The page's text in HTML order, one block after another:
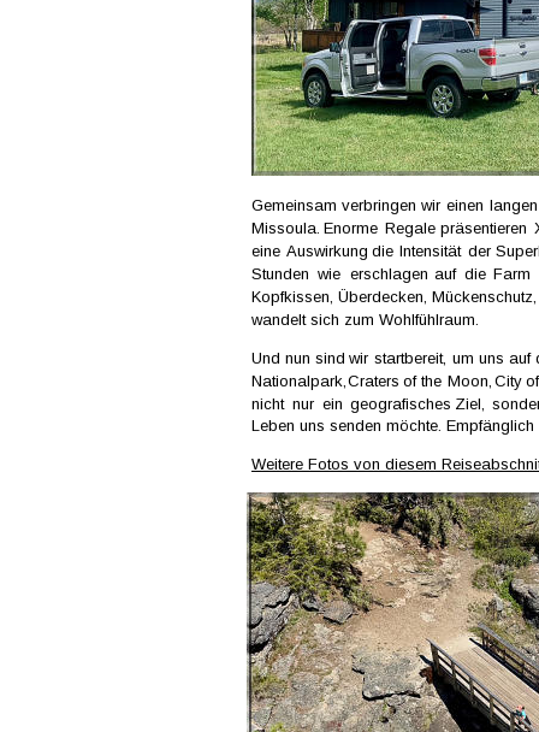
Gemeinsam verbringen wir einen
Missoula. Enorme Regale präsentieren
eine Auswirkung die Intensität der
Stunden wie erschlagen auf die
Kopfkissen, Überdecken,
wandelt sich zum Wohlfühlraum.
Und nun sind wir startbereit, um uns
Nationalpark, Craters of the Moon, City
nicht nur ein geografisches Ziel,
Leben uns senden möchte.
Weitere Fotos von diesem